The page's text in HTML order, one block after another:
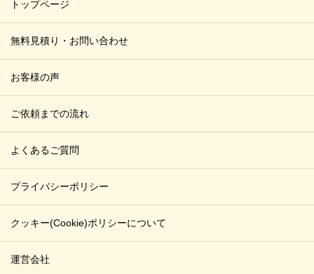
トップページ
無料見積り・お問い合わせ
お客様の声
ご依頼までの流れ
よくあるご質問
プライバシーポリシー
クッキー(Cookie)ポリシーについて
運営会社